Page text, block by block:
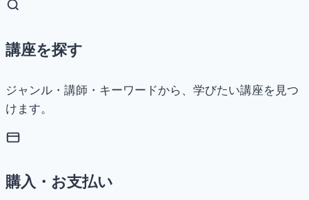
講座を探す
ジャンル・講師・キーワードから、学びたい講座を見つ
けます。
購入・お支払い